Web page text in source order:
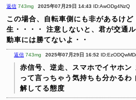
返信 743mg 2025年07月29日 14:43 ID:AwODg4NzQ
この場合、自転車側にも非があるけど
生・・・・
注意しないと、君が交通
動車には勝てないよ・・
返信 743mg 2025年07月29日 16:52
赤信号、逆走、スマホでイヤホン
って言っちゃう気持ちも分かるわ
解してる態度